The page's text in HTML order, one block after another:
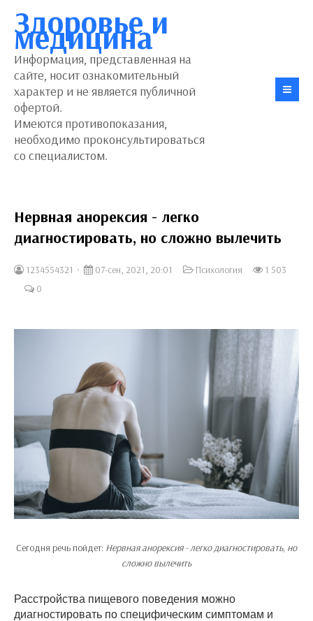
Здоровье и
медицина
Информация, представленная на
сайте, носит ознакомительный
характер и не является публичной
офертой.
Имеются противопоказания,
необходимо проконсультироваться
со специалистом.
Нервная анорексия - легко
диагностировать, но сложно вылечить
1234554321 07-сен, 2021, 20:01 Психология
1 503
0
Сегодня речь пойдет: Нервная анорексия - легко диагностировать, но
сложно вылечить
Расстройства пищевого поведения можно
диагностировать по специфическим симптомам и